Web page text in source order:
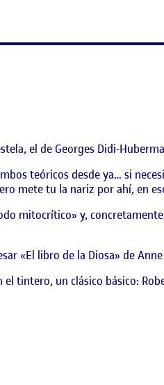
el de Georges Didi-
teóricos desde ya… si
mete tu la nariz por ahí, en
mitocrítico» y,
«El libro de la Diosa» de
tintero, un clásico básico: